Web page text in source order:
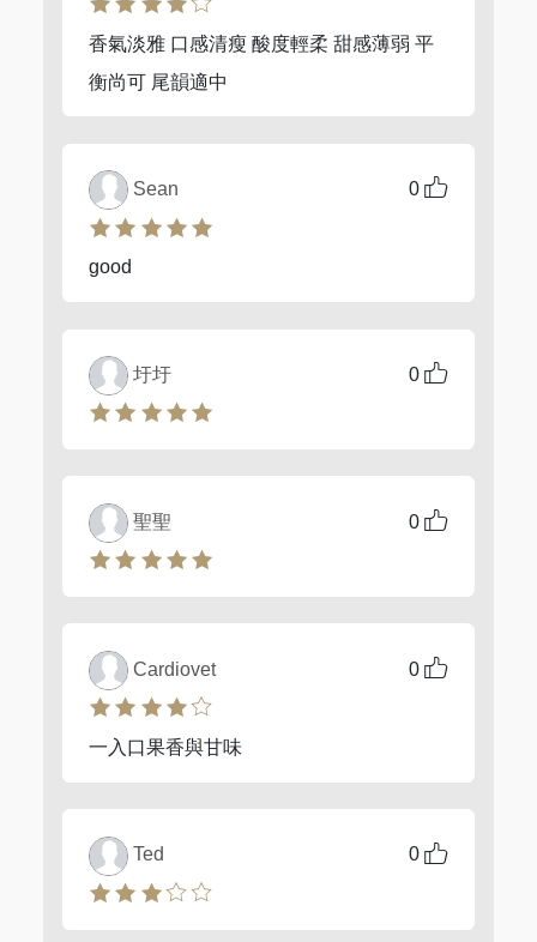
香氣淡雅 口感清瘦 酸度輕柔 甜感薄弱 平
衡尚可 尾韻適中
0
Sean
good
0
圩圩
0
聖聖
0
Cardiovet
一入口果香與甘味
0
Ted